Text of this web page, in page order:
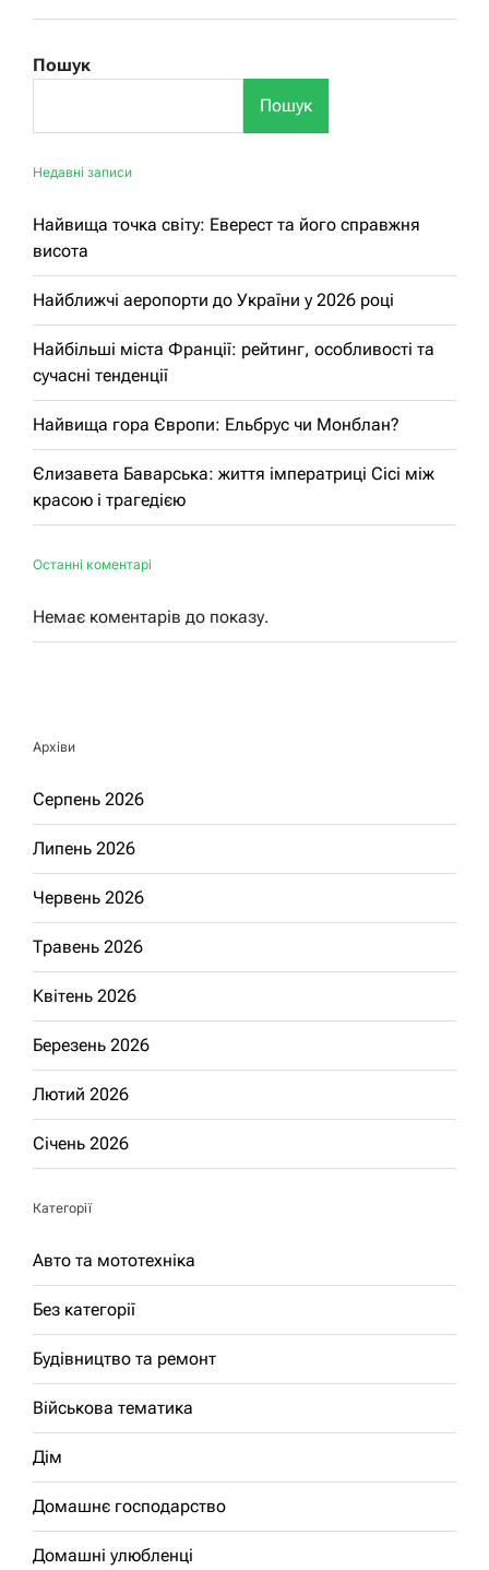
Пошук
Пошук
Недавні записи
Найвища точка світу: Еверест та його справжня
висота
Найближчі аеропорти до України у 2026 році
Найбільші міста Франції: рейтинг, особливості та
сучасні тенденції
Найвища гора Європи: Ельбрус чи Монблан?
Єлизавета Баварська: життя імператриці Сісі між
красою і трагедією
Останні коментарі
Немає коментарів до показу.
Архіви
Серпень 2026
Липень 2026
Червень 2026
Травень 2026
Квітень 2026
Березень 2026
Лютий 2026
Січень 2026
Категорії
Авто та мототехніка
Без категорії
Будівництво та ремонт
Військова тематика
Дім
Домашнє господарство
Домашні улюбленці